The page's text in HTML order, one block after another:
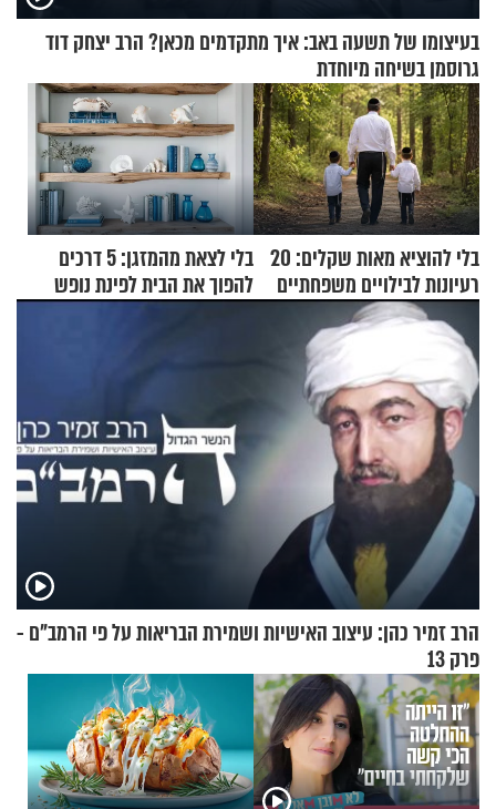
בעיצומו של תשעה באב: איך מתקדמים מכאן? הרב יצחק דוד
גרוסמן בשיחה מיוחדת
בלי להוציא מאות שקלים: 20
רעיונות לבילויים משפחתיים
כמעט בחינם
בלי לצאת מהמזגן: 5 דרכים
להפוך את הבית לפינת נופש
מעוצבת
הרב זמיר כהן: עיצוב האישיות ושמירת הבריאות על פי הרמב"ם -
פרק 13